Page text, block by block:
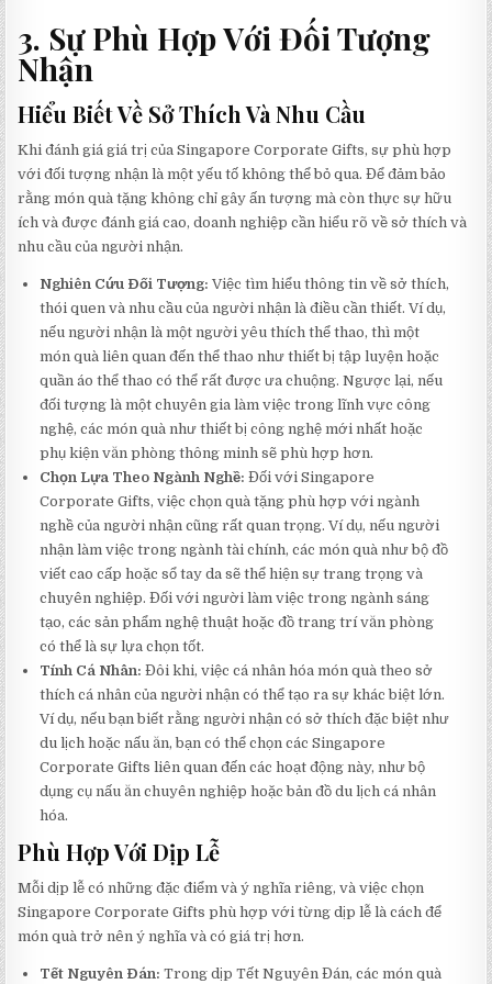
3. Sự Phù Hợp Với Đối Tượng
Nhận
Hiểu Biết Về Sở Thích Và Nhu Cầu
Khi đánh giá giá trị của Singapore Corporate Gifts, sự phù hợp
với đối tượng nhận là một yếu tố không thể bỏ qua. Để đảm bảo
rằng món quà tặng không chỉ gây ấn tượng mà còn thực sự hữu
ích và được đánh giá cao, doanh nghiệp cần hiểu rõ về sở thích và
nhu cầu của người nhận.
Nghiên Cứu Đối Tượng: Việc tìm hiểu thông tin về sở thích,
thói quen và nhu cầu của người nhận là điều cần thiết. Ví dụ,
nếu người nhận là một người yêu thích thể thao, thì một
món quà liên quan đến thể thao như thiết bị tập luyện hoặc
quần áo thể thao có thể rất được ưa chuộng. Ngược lại, nếu
đối tượng là một chuyên gia làm việc trong lĩnh vực công
nghệ, các món quà như thiết bị công nghệ mới nhất hoặc
phụ kiện văn phòng thông minh sẽ phù hợp hơn.
Chọn Lựa Theo Ngành Nghề: Đối với Singapore
Corporate Gifts, việc chọn quà tặng phù hợp với ngành
nghề của người nhận cũng rất quan trọng. Ví dụ, nếu người
nhận làm việc trong ngành tài chính, các món quà như bộ đồ
viết cao cấp hoặc sổ tay da sẽ thể hiện sự trang trọng và
chuyên nghiệp. Đối với người làm việc trong ngành sáng
tạo, các sản phẩm nghệ thuật hoặc đồ trang trí văn phòng
có thể là sự lựa chọn tốt.
Tính Cá Nhân: Đôi khi, việc cá nhân hóa món quà theo sở
thích cá nhân của người nhận có thể tạo ra sự khác biệt lớn.
Ví dụ, nếu bạn biết rằng người nhận có sở thích đặc biệt như
du lịch hoặc nấu ăn, bạn có thể chọn các Singapore
Corporate Gifts liên quan đến các hoạt động này, như bộ
dụng cụ nấu ăn chuyên nghiệp hoặc bản đồ du lịch cá nhân
hóa.
Phù Hợp Với Dịp Lễ
Mỗi dịp lễ có những đặc điểm và ý nghĩa riêng, và việc chọn
Singapore Corporate Gifts phù hợp với từng dịp lễ là cách để
món quà trở nên ý nghĩa và có giá trị hơn.
Tết Nguyên Đán: Trong dịp Tết Nguyên Đán, các món quà